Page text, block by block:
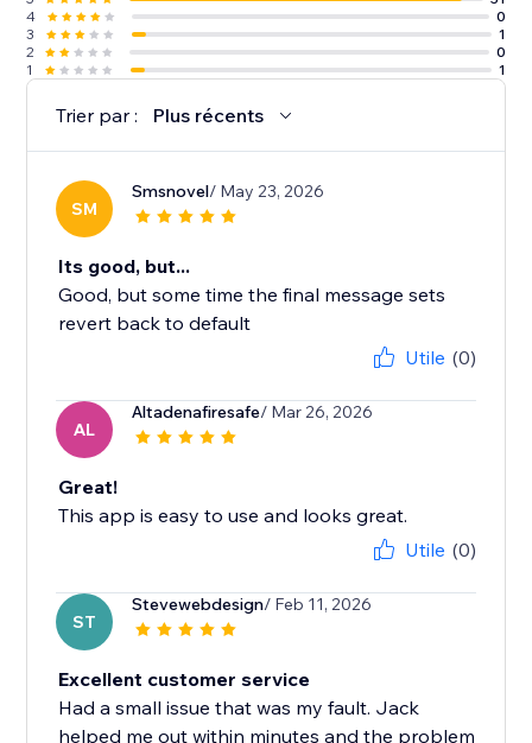
4
0
3
1
2
0
1
1
Trier par : Plus récents
SM
Smsnovel/ May 23, 2026
Its good, but...
Good, but some time the final message sets
revert back to default
Utile (0)
AL
Altadenafiresafe/ Mar 26, 2026
Great!
This app is easy to use and looks great.
Utile (0)
ST
Stevewebdesign/ Feb 11, 2026
Excellent customer service
Had a small issue that was my fault. Jack
helped me out within minutes and the problem